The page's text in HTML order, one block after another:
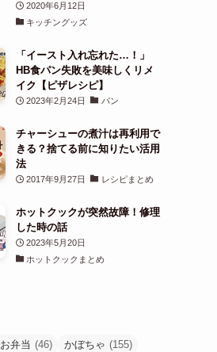
2020年6月12日
キッチングッズ
「イースト入れ忘れた…！」
HB食パン失敗を美味しくリメ
イク【ピザレシピ】
2023年2月24日 パン
チャーシューの煮汁は再利用で
きる？捨てる前に知りたい活用
法
2017年9月27日 レシピまとめ
ホットクックが突然故障！修理
した時の話
2023年5月20日
ホットクックまとめ
お弁当 (46) かぼちゃ (155)